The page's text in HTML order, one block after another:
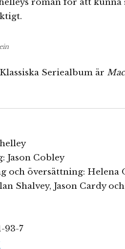
roman för att kunna
Seriealbum är
Jason Cobley
och översättning: Helena
Shalvey, Jason Cardy
93-7